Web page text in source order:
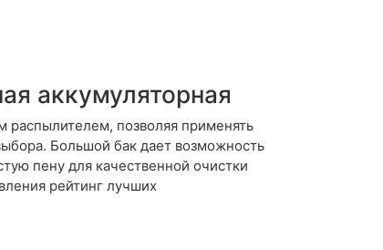
аккумуляторная
позволяя применять
Большой бак дает возможность
пену для качественной очистки
рейтинг лучших